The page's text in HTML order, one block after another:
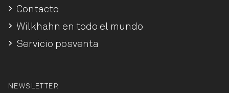
Contacto
Wilkhahn en todo el mundo
Servicio posventa
NEWSLETTER